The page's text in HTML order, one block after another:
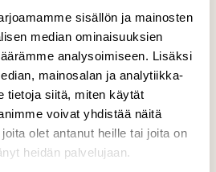
sisällön ja mainosten
median ominaisuuksien
analysoimiseen. Lisäksi
mainosalan ja analytiikka-
tietoja siitä, miten käytät
voivat yhdistää näitä
olet antanut heille tai joita on
heidän palvelujaan.
Tintti
toivottavasti ei